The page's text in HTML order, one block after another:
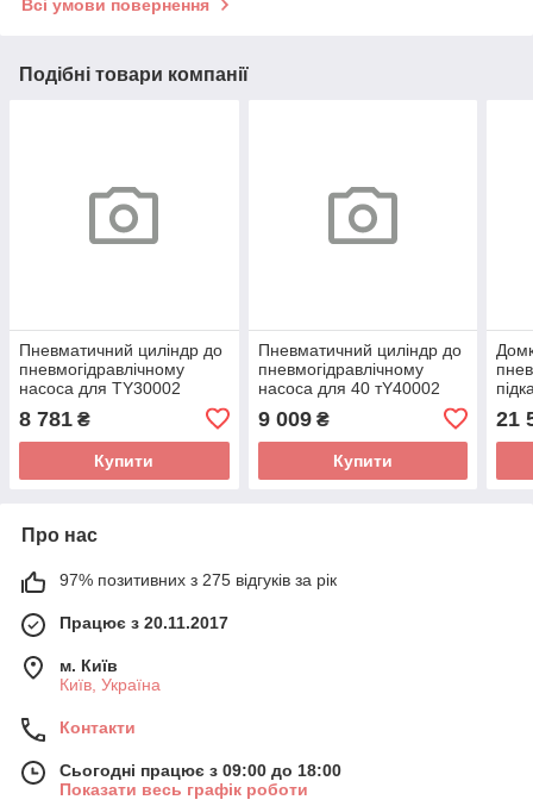
Всі умови повернення
Подібні товари компанії
Пневматичний циліндр до
пневмогідравлічному
насоса для TY30002
8 781 ₴
Купити
Пневматичний циліндр до
пневмогідравлічному
насоса для 40 тY40002
9 009₴
Купити
21
Про нас
97% позитивних з 275 відгуків за рік
Працює з 20.11.2017
м. Київ
Київ, Україна
Контакти
Сьогодні працює з 09:00 до 18:00
Показати весь графік роботи